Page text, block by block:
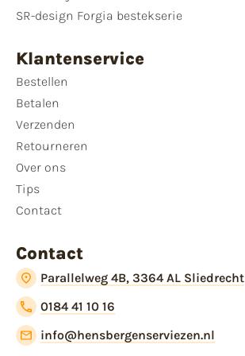
SR-design Forgia bestekserie
Klantenservice
Bestellen
Betalen
Verzenden
Retourneren
Over ons
Tips
Contact
Contact
Parallelweg 4B, 3364 AL Sliedrecht
0184 41 10 16
info@hensbergenserviezen.nl